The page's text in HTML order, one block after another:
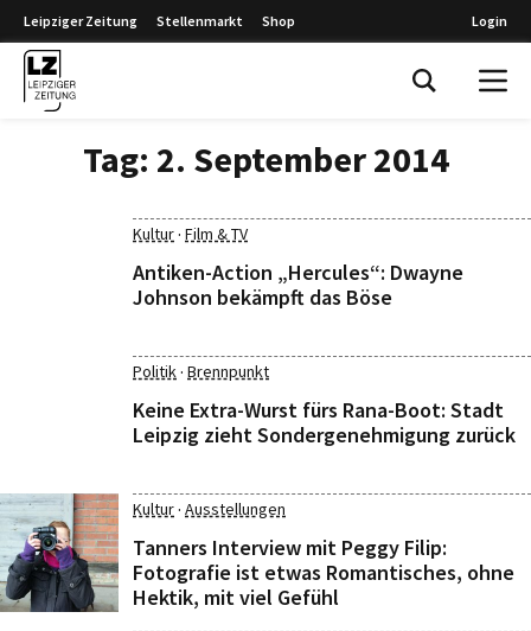
Leipziger Zeitung Stellenmarkt Shop Login
Tag: 2. September 2014
Kultur· Film & TV
Antiken-Action „Hercules“: Dwayne
Johnson bekämpft das Böse
Politik· Brennpunkt
Keine Extra-Wurst fürs Rana-Boot: Stadt
Leipzig zieht Sondergenehmigung zurück
Kultur· Ausstellungen
Tanners Interview mit Peggy Filip:
Fotografie ist etwas Romantisches, ohne
Hektik, mit viel Gefühl